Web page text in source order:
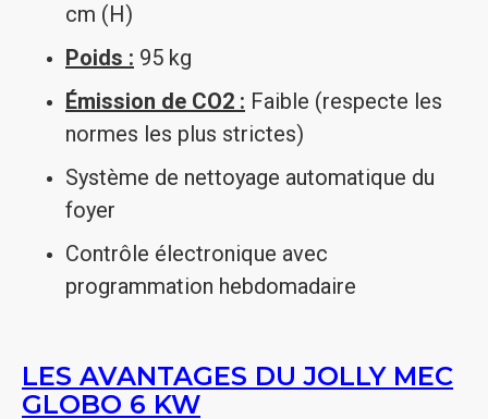
cm (H)
Poids : 95 kg
Émission de CO2 : Faible (respecte les
normes les plus strictes)
Système de nettoyage automatique du
foyer
Contrôle électronique avec
programmation hebdomadaire
LES AVANTAGES DU JOLLY MEC
GLOBO 6 KW